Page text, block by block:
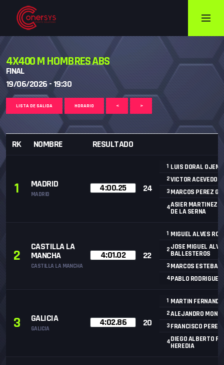
4X400 M HOMBRES ABS
FINAL
19/06/2026 - 19:30
LISTA DE SALIDA HORARIO < >
RK NOMBRE RESULTADO
1 MADRID
MADRID
4:00.25 24
1 LUIS DORAL
2VICTOR ACEVEDO
3 MARCOS PEREZ GIL
4ASIER MARTINEZ
DE LA SERNA
2
CASTILLA LA
MANCHA
CASTILLA LA MANCHA
4:01.02 22
1 MIGUEL ALVES
2 JOSE MIGUEL
BALLESTEROS
3 MARCOS ESTEBAN
4PABLO
3 GALICIA
GALICIA
4:02.86 20
1 MARTIN
2ALEJANDRO
3 FRANCISCO PEREZ
4DIEGO ALBERTO
HEREDIA